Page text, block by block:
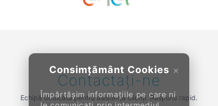
×
Consimțământ Cookies
Împărtășim informațiile pe care ni
Contactați-ne
Echipă dedicată pentru asistență clienți. Răspuns rapid.